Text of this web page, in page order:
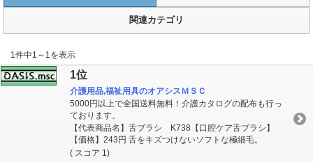
関連カテゴリ
1件中1～1を表示
1位
介護用品,福祉用具のオアシスＭＳＣ
5000円以上で全国送料無料！介護カタログの配布も行っ
ております。
【代表商品名】舌ブラシ K738【口腔ケア舌ブラシ】
【価格】243円 舌をキズつけないソフトな極細毛。
( スコア 1)